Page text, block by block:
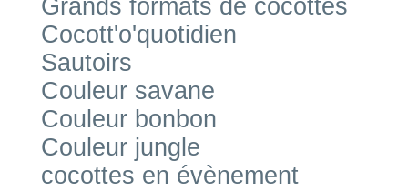
Grands formats de cocottes
Cocott'o'quotidien
Sautoirs
Couleur savane
Couleur bonbon
Couleur jungle
cocottes en évènement